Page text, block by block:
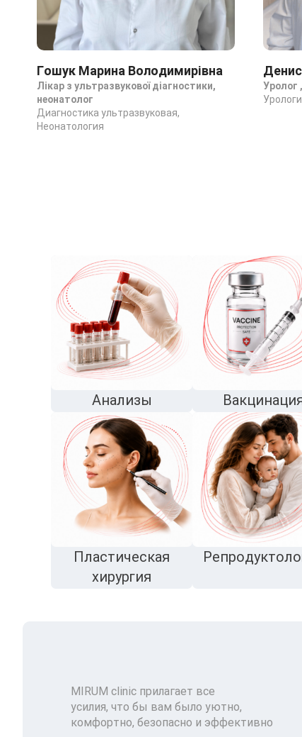
Гошук Марина Володимирівна
Лікар з ультразвукової діагностики,
неонатолог
Диагностика ультразвуковая,
Неонатология
Уролог
Анализы
Пластическая
хирургия
MIRUM clinic прилагает все
усилия, что бы вам было уютно,
комфортно, безопасно и эффективно